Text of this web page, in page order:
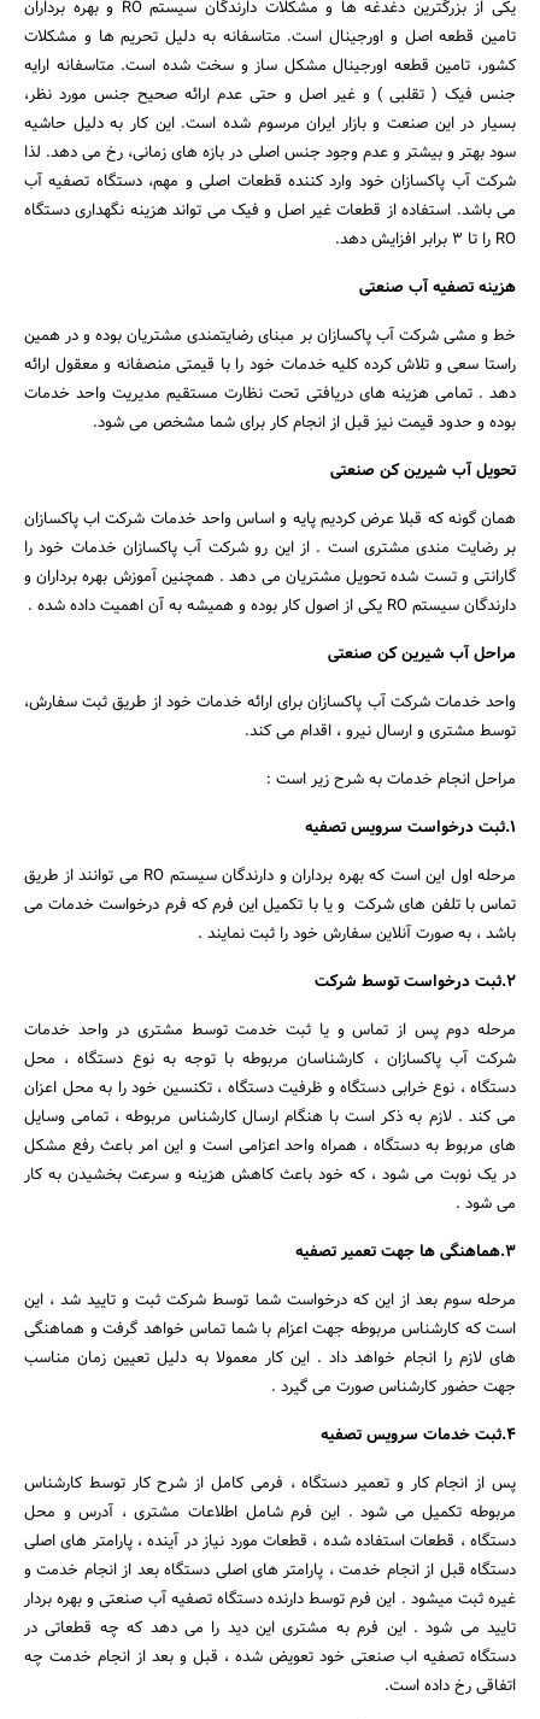
یکی از بزرگترین دغدغه ها و مشکلات دارندگان سیستم RO و بهره برداران
تامین قطعه اصل و اورجینال است. متاسفانه به دلیل تحریم ها و مشکلات
کشور، تامین قطعه اورجینال مشکل ساز و سخت شده است. متاسفانه ارایه
جنس فیک ( تقلبی ) و غیر اصل و حتی عدم ارائه صحیح جنس مورد نظر،
بسیار در این صنعت و بازار ایران مرسوم شده است. این کار به دلیل حاشیه
سود بهتر و بیشتر و عدم وجود جنس اصلی در بازه های زمانی، رخ می دهد. لذا
شرکت آب پاکسازان خود وارد کننده قطعات اصلی و مهم، دستگاه تصفیه آب
می باشد. استفاده از قطعات غیر اصل و فیک می تواند هزینه نگهداری دستگاه
RO را تا 3 برابر افزایش دهد.
هزینه تصفیه آب صنعتی
خط و مشی شرکت آب پاکسازان بر مبنای رضایتمندی مشتریان بوده و در همین
راستا سعی و تلاش کرده کلیه خدمات خود را با قیمتی منصفانه و معقول ارائه
دهد . تمامی هزینه های دریافتی تحت نظارت مستقیم مدیریت واحد خدمات
بوده و حدود قیمت نیز قبل از انجام کار برای شما مشخص می شود.
تحویل آب شیرین کن صنعتی
همان گونه که قبلا عرض کردیم پایه و اساس واحد خدمات شرکت اب پاکسازان
بر رضایت مندی مشتری است . از این رو شرکت آب پاکسازان خدمات خود را
گارانتی و تست شده تحویل مشتریان می دهد . همچنین آموزش بهره برداران و
دارندگان سیستم RO یکی از اصول کار بوده و همیشه به آن اهمیت داده شده .
مراحل آب شیرین کن صنعتی
واحد خدمات شرکت آب پاکسازان برای ارائه خدمات خود از طریق ثبت سفارش،
توسط مشتری و ارسال نیرو ، اقدام می کند.
مراحل انجام خدمات به شرح زیر است :
1.ثبت درخواست سرویس تصفیه
مرحله اول این است که بهره برداران و دارندگان سیستم RO می توانند از طریق
تماس با تلفن های شرکت و یا با تکمیل این فرم که فرم درخواست خدمات می
باشد ، به صورت آنلاین سفارش خود را ثبت نمایند .
2.ثبت درخواست توسط شرکت
مرحله دوم پس از تماس و یا ثبت خدمت توسط مشتری در واحد خدمات
شرکت آب پاکسازان ، کارشناسان مربوطه با توجه به نوع دستگاه ، محل
دستگاه ، نوع خرابی دستگاه و ظرفیت دستگاه ، تکنسین خود را به محل اعزان
می کند . لازم به ذکر است با هنگام ارسال کارشناس مربوطه ، تمامی وسایل
های مربوط به دستگاه ، همراه واحد اعزامی است و این امر باعث رفع مشکل
در یک نوبت می شود ، که خود باعث کاهش هزینه و سرعت بخشیدن به کار
می شود .
3.هماهنگی ها جهت تعمیر تصفیه
مرحله سوم بعد از این که درخواست شما توسط شرکت ثبت و تایید شد ، این
است که کارشناس مربوطه جهت اعزام با شما تماس خواهد گرفت و هماهنگی
های لازم را انجام خواهد داد . این کار معمولا به دلیل تعیین زمان مناسب
جهت حضور کارشناس صورت می گیرد .
4.ثبت خدمات سرویس تصفیه
پس از انجام کار و تعمیر دستگاه ، فرمی کامل از شرح کار توسط کارشناس
مربوطه تکمیل می شود . این فرم شامل اطلاعات مشتری ، آدرس و محل
دستگاه ، قطعات استفاده شده ، قطعات مورد نیاز در آینده ، پارامتر های اصلی
دستگاه قبل از انجام خدمت ، پارامتر های اصلی دستگاه بعد از انجام خدمت و
غیره ثبت میشود . این فرم توسط دارنده دستگاه تصفیه آب صنعتی و بهره بردار
تایید می شود . این فرم به مشتری این دید را می دهد که چه قطعاتی در
دستگاه تصفیه اب صنعتی خود تعویض شده ، قبل و بعد از انجام خدمت چه
اتفاقی رخ داده است.